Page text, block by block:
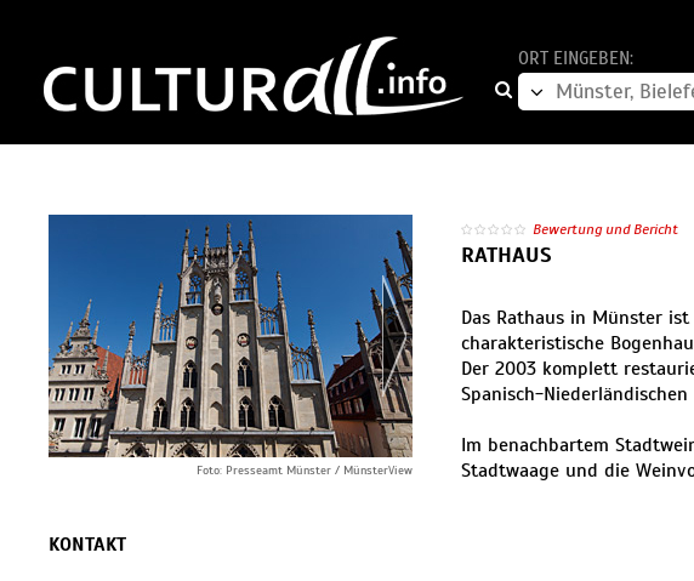
ORT EINGEBEN:
Foto: Presseamt Münster / MünsterView
Bewertung und Bericht
RATHAUS
Das Rathaus in Münster
charakteristische
Der 2003 komplett
Spanisch-
Im benachbartem
Stadtwaage und die
KONTAKT